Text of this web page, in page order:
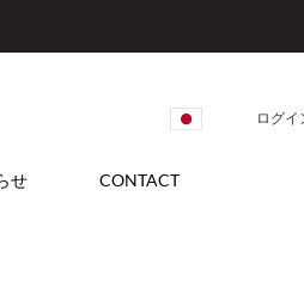
ログイ
せ CONTACT